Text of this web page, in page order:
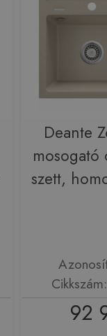
Deante
szett,
92